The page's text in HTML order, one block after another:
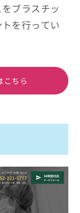
ブラスチッ
を行ってい
こちら